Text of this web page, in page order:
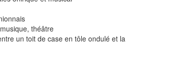
théâtre
un toit de case en tôle ondulé et la